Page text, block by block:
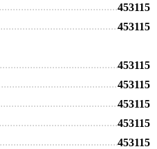
453115
453115
453115
453115
453115
453115
453115